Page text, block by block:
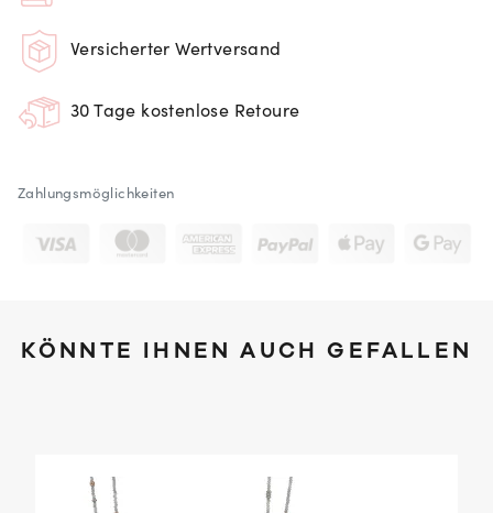
Versicherter Wertversand
30 Tage kostenlose Retoure
Zahlungsmöglichkeiten
KÖNNTE IHNEN AUCH GEFALLEN